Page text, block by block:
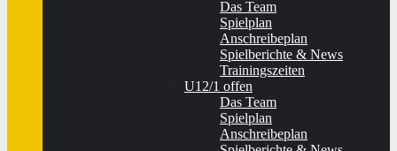
Das Team
Spielplan
Anschreibeplan
Spielberichte & News
Trainingszeiten
U12/1 offen
Das Team
Spielplan
Anschreibeplan